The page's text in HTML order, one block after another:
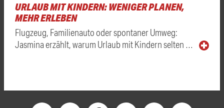
URLAUB MIT KINDERN: WENIGER PLANEN,
MEHR ERLEBEN
Flugzeug, Familienauto oder spontaner Umweg:
Jasmina erzählt, warum Urlaub mit Kindern selten …